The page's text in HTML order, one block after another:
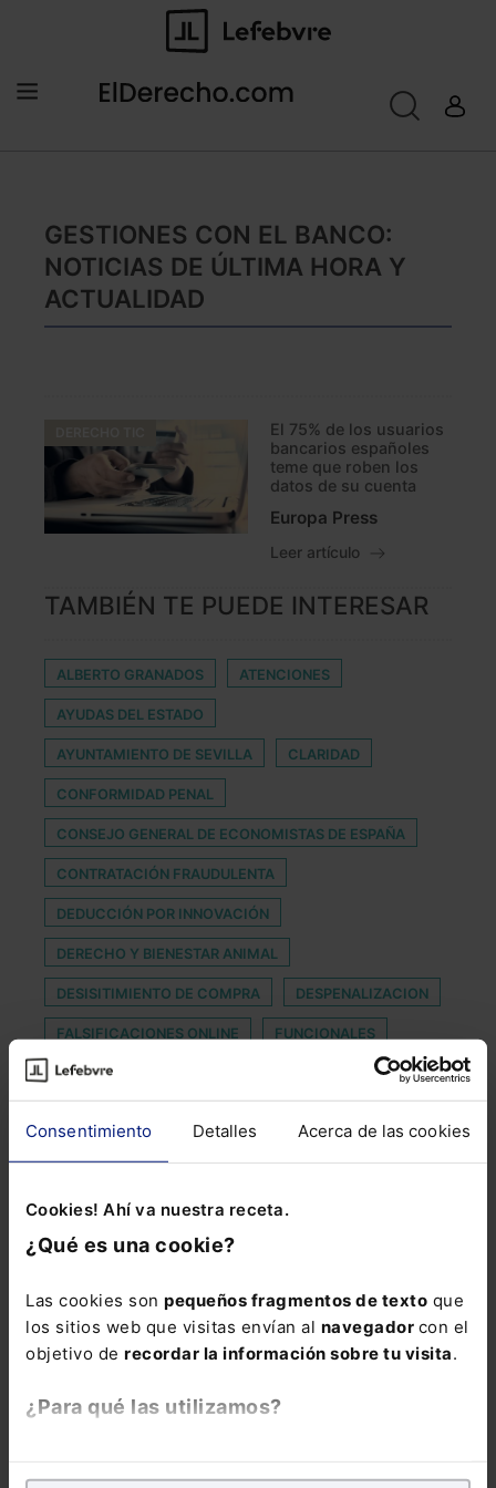
Consentimiento Detalles Acerca de las cookies
Cookies! Ahí va nuestra receta.
¿Qué es una cookie?
Las cookies son pequeños fragmentos de texto que
los sitios web que visitas envían al navegador con el
objetivo de recordar la información sobre tu visita.
¿Para qué las utilizamos?
GESTIONES CON EL BANCO:
NOTICIAS DE ÚLTIMA HORA Y
ACTUALIDAD
El 75% de los usuarios
bancarios españoles
teme que roben los
datos de su cuenta
Europa Press
Leer artículo
TAMBIÉN TE PUEDE INTERESAR
ALBERTO GRANADOS ATENCIONES
AYUDAS DEL ESTADO
AYUNTAMIENTO DE SEVILLA CLARIDAD
CONFORMIDAD PENAL
CONSEJO GENERAL DE ECONOMISTAS DE ESPAÑA
CONTRATACIÓN FRAUDULENTA
DEDUCCIÓN POR INNOVACIÓN
DERECHO Y BIENESTAR ANIMAL
DESISITIMIENTO DE COMPRA DESPENALIZACION
FALSIFICACIONES ONLINE FUNCIONALES
GARANTÍA PROCESAL
MUTUALIDAD ABOGACÍA
REGISTRO DE JORNADA OBLIGATORIO
RENTA MÍNIMA SENCILLO